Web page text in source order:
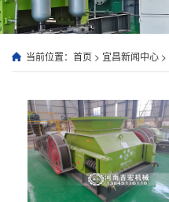
当前位置： 首页 > 宜昌新闻中心 >